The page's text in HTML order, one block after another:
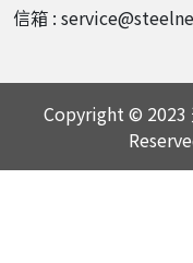
信箱 :
Copyright © 2023